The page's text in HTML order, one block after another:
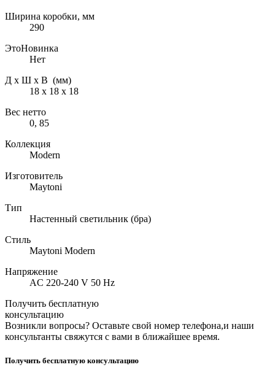
Ширина коробки, мм
290
ЭтоНовинка
Нет
Д х Ш х В (мм)
18 х 18 х 18
Вес нетто
0, 85
Коллекция
Modern
Изготовитель
Maytoni
Тип
Настенный светильник (бра)
Стиль
Maytoni Modern
Напряжение
AC 220-240 V 50 Hz
Получить бесплатную
консультацию
Возникли вопросы? Оставьте свой номер телефона,и наши
консультанты свяжутся с вами в ближайшее время.
Получить бесплатную консультацию